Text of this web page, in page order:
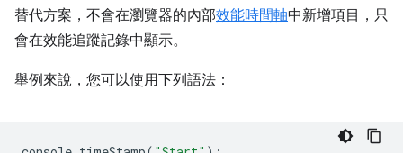
替代方案，不會在瀏覽器的內部效能時間軸中新增項目，只
會在效能追蹤記錄中顯示。
舉例來說，您可以使用下列語法：